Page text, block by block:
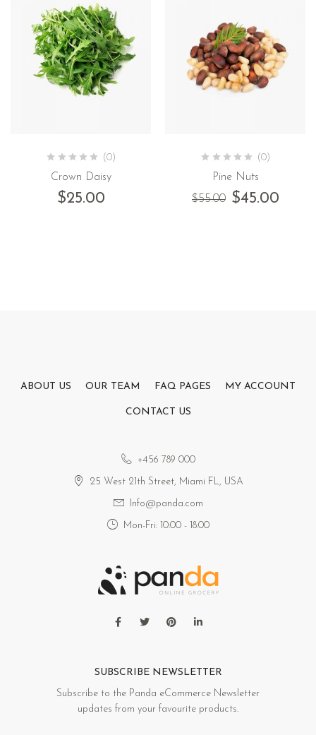
(0)
Crown Daisy
$25.00
(0)
Pine Nuts
$55.00 $45.00
ABOUT US OUR TEAM FAQ PAGES MY ACCOUNT
CONTACT US
+456 789 000
25 West 21th Street, Miami FL, USA
Info@panda.com
Mon-Fri: 10:00 - 18:00
SUBSCRIBE NEWSLETTER
Subscribe to the Panda eCommerce Newsletter
updates from your favourite products.